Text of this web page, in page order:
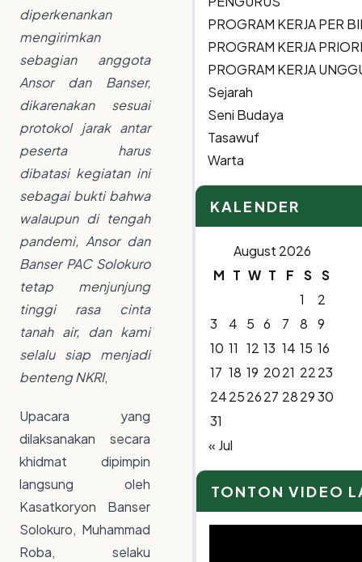
diperkenankan
mengirimkan
sebagian anggota
Ansor dan Banser,
dikarenakan sesuai
protokol jarak antar
peserta harus
dibatasi kegiatan ini
sebagai bukti bahwa
walaupun di tengah
pandemi, Ansor dan
Banser PAC Solokuro
tetap menjunjung
tinggi rasa cinta
tanah air, dan kami
selalu siap menjadi
benteng NKRI,
Upacara yang
dilaksanakan secara
khidmat dipimpin
langsung oleh
Kasatkoryon Banser
Solokuro, Muhammad
Roba, selaku
PROGRAM KERJA PER
PROGRAM KERJA
PROGRAM KERJA
Sejarah
Seni Budaya
Tasawuf
Warta
KALENDER
August 2026
M T W T F S S
1
2
3
4 5 6 7 8
9
10 11 12 13 14 15 16
17 18 19 2021 2223
24252627 282930
31
« Jul
TONTON VIDEO